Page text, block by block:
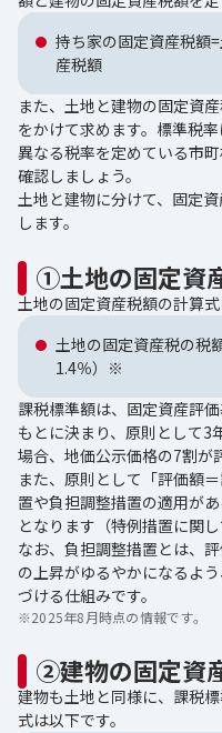
持ち家の固定資産税額
産税額
また、土地と建物の固定資
をかけて求めます。標準税
異なる税率を定めている市
確認しましょう。
土地と建物に分けて、固定
します。
①土地の固定資
土地の固定資産税額の計算式
土地の固定資産税の税
1.4％）※
課税標準額は、固定資産評
もとに決まり、原則として3
場合、地価公示価格の7割が
また、原則として「評価額
置や負担調整措置の適用が
となります（特例措置に関し
なお、負担調整措置とは、
の上昇がゆるやかになるよ
づける仕組みです。
※2025年8月時点の情報です。
②建物の固定資
建物も土地と同様に、課税
式は以下です。